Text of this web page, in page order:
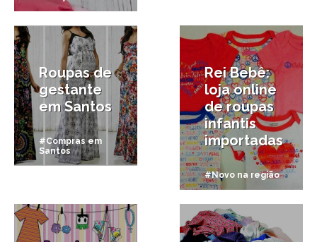
6/02/2015
Roupas de
gestante
em Santos
#Compras em
Santos
Rei Bebê:
loja online
de roupas
infantis
importadas
#Novo na região
19/01/2014